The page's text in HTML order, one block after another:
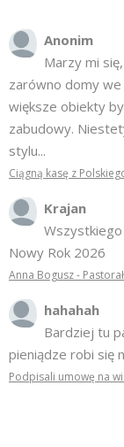
Anonim
Marzy mi
zarówno domy we
większe obiekty
zabudowy.
stylu...
Ciągną kasę z
Krajan
Nowy Rok 2026
Anna Bogusz -
hahahah
Bardziej tu
pieniądze robi się
Podpisali umowę na